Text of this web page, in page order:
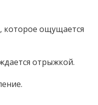
которое ощущается
отрыжкой.